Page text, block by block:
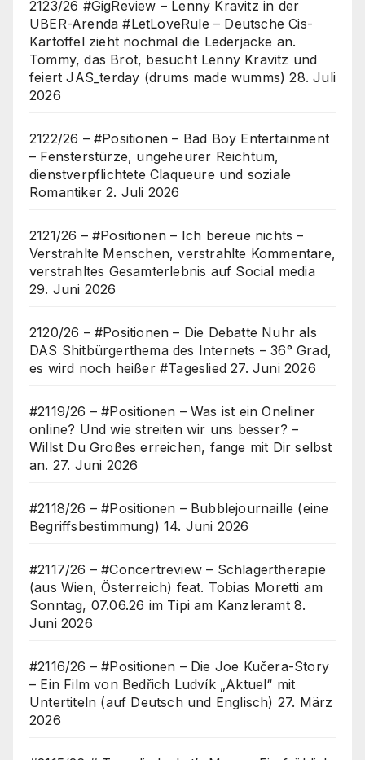
2123/26 #GigReview – Lenny Kravitz in der
UBER-Arenda #LetLoveRule – Deutsche Cis-
Kartoffel zieht nochmal die Lederjacke an.
Tommy, das Brot, besucht Lenny Kravitz und
feiert JAS_terday (drums made wumms) 28. Juli
2026
2122/26 – #Positionen – Bad Boy Entertainment
– Fensterstürze, ungeheurer Reichtum,
dienstverpflichtete Claqueure und soziale
Romantiker 2. Juli 2026
2121/26 – #Positionen – Ich bereue nichts –
Verstrahlte Menschen, verstrahlte Kommentare,
verstrahltes Gesamterlebnis auf Social media
29. Juni 2026
2120/26 – #Positionen – Die Debatte Nuhr als
DAS Shitbürgerthema des Internets – 36° Grad,
es wird noch heißer #Tageslied 27. Juni 2026
#2119/26 – #Positionen – Was ist ein Oneliner
online? Und wie streiten wir uns besser? –
Willst Du Großes erreichen, fange mit Dir selbst
an. 27. Juni 2026
#2118/26 – #Positionen – Bubblejournaille (eine
Begriffsbestimmung) 14. Juni 2026
#2117/26 – #Concertreview – Schlagertherapie
(aus Wien, Österreich) feat. Tobias Moretti am
Sonntag, 07.06.26 im Tipi am Kanzleramt 8.
Juni 2026
#2116/26 – #Positionen – Die Joe Kučera-Story
– Ein Film von Bedřich Ludvík „Aktuel“ mit
Untertiteln (auf Deutsch und Englisch) 27. März
2026